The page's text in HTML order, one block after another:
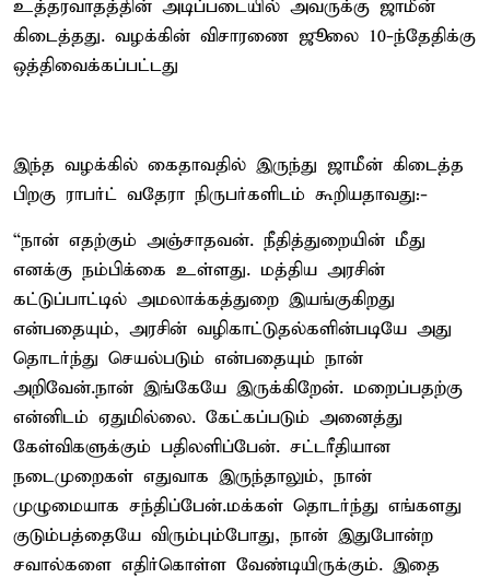
உத்தரவாதத்தின் அடிப்படையில் அவருக்கு ஜாமீன்
கிடைத்தது. வழக்கின் விசாரணை ஜூலை 10-ந்தேதிக்கு
ஒத்திவைக்கப்பட்டது
இந்த வழக்கில் கைதாவதில் இருந்து ஜாமீன் கிடைத்த
பிறகு ராபர்ட் வதேரா நிருபர்களிடம் கூறியதாவது:-
“நான் எதற்கும் அஞ்சாதவன். நீதித்துறையின் மீது
எனக்கு நம்பிக்கை உள்ளது. மத்திய அரசின்
கட்டுப்பாட்டில் அமலாக்கத்துறை இயங்குகிறது
என்பதையும், அரசின் வழிகாட்டுதல்களின்படியே அது
தொடர்ந்து செயல்படும் என்பதையும் நான்
அறிவேன்.நான் இங்கேயே இருக்கிறேன். மறைப்பதற்கு
என்னிடம் ஏதுமில்லை. கேட்கப்படும் அனைத்து
கேள்விகளுக்கும் பதிலளிப்பேன். சட்டரீதியான
நடைமுறைகள் எதுவாக இருந்தாலும், நான்
முழுமையாக சந்திப்பேன்.மக்கள் தொடர்ந்து எங்களது
குடும்பத்தையே விரும்பும்போது, நான் இதுபோன்ற
சவால்களை எதிர்கொள்ள வேண்டியிருக்கும். இதை